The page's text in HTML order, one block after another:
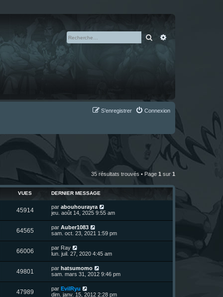
Rechercher
Connexion
S’enregistrer
35 résultats trouvés • Page 1 sur 1
VUES DERNIER MESSAGE
45914V
u
s
D
e
i
e
r
m
e
s
s
a
g
e
par abouhourayra
jeu. août 14, 2025 9:55 am
64565V
u
D
e
i
e
r
m
e
s
s
a
par Auber1083
sam. oct. 23, 2021 1:59 pm
66006V
u
s
D
e
i
e
r
m
e
par Ray
lun. juil. 27, 2020 4:45 am
49801
u
D
e
i
par hatsumomo
sam. mars 31, 2012 9:46 pm
47989V
D
e
par EvilRyu
dim. janv. 15, 2012 2:28 pm